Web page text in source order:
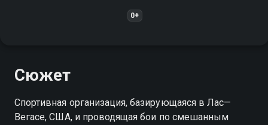
0+
Сюжет
Спортивная организация, базирующаяся в Лас—
Вегасе, США, и проводящая бои по смешанным